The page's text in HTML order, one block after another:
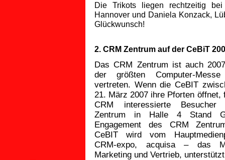
Die Trikots liegen rechtzeitig
Hannover und Daniela Konzack,
Glückwunsch!
2. CRM Zentrum auf der CeBiT
Das CRM Zentrum ist auch
der größten Computer-
vertreten. Wenn die CeBIT
21. März 2007 ihre Pforten öffnet,
CRM interessierte
Zentrum in Halle 4 Stand
Engagement des CRM
CeBIT wird vom
CRM-expo, acquisa – das
Marketing und Vertrieb,